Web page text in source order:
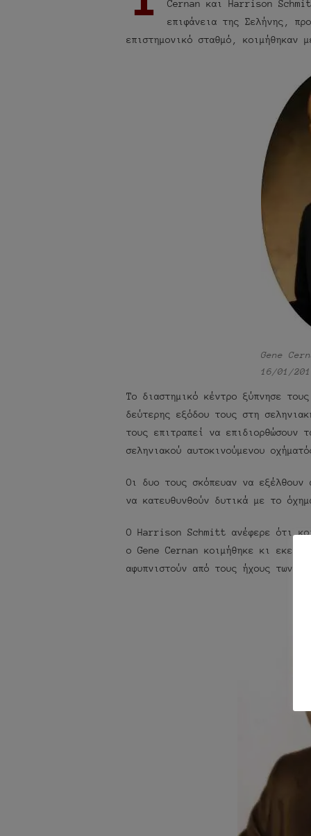
Cernan και Harrison
επιφάνεια της Σελήνης,
επιστημονικό σταθμό, κοιμήθηκαν
Gene
16/01/
Το διαστημικό κέντρο ξύπνησε
δεύτερης εξόδου τους στη
τους επιτραπεί να επιδιορθώσουν
σεληνιακού αυτοκινούμενου
Οι δυο τους σκόπευαν να εξέλθουν
να κατευθυνθούν δυτικά με το
Ο Harrison Schmitt ανέφερε ότι
ο Gene Cernan κοιμήθηκε κι
αφυπνιστούν από τους ήχους των